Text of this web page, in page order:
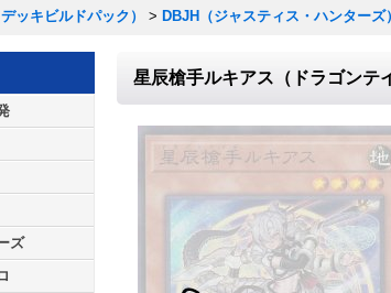
ッキビルドパック） > DBJH（ジャスティス・ハンターズ）
ズ
星辰槍手ルキアス（ドラゴンテ